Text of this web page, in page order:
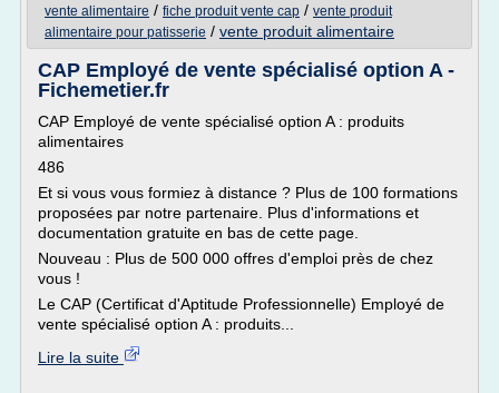
vente alimentaire / fiche produit vente cap / vente produit
alimentaire pour patisserie / vente produit alimentaire
CAP Employé de vente spécialisé option A -
Fichemetier.fr
CAP Employé de vente spécialisé option A : produits
alimentaires
486
Et si vous vous formiez à distance ? Plus de 100 formations
proposées par notre partenaire. Plus d'informations et
documentation gratuite en bas de cette page.
Nouveau : Plus de 500 000 offres d'emploi près de chez
vous !
Le CAP (Certificat d'Aptitude Professionnelle) Employé de
vente spécialisé option A : produits...
Lire la suite